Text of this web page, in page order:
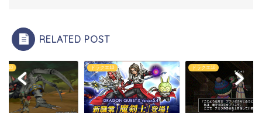
RELATED POST
ドラクエ10 ドラクエ10 ドラクエ10